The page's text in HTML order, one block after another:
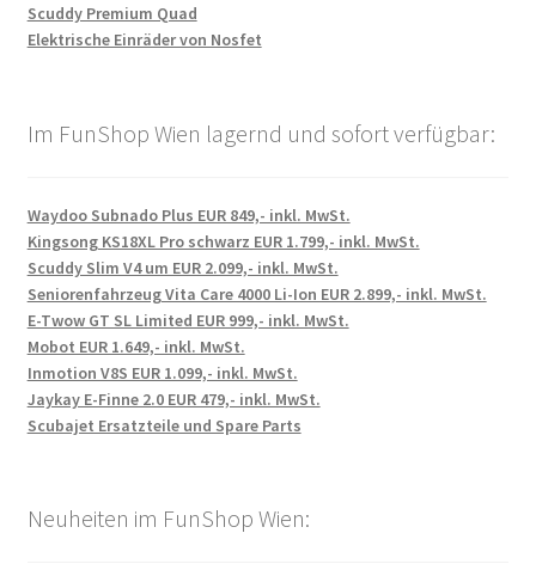
Scuddy Premium Quad
Elektrische Einräder von Nosfet
Im FunShop Wien lagernd und sofort verfügbar:
Waydoo Subnado Plus EUR 849,- inkl. MwSt.
Kingsong KS18XL Pro schwarz EUR 1.799,- inkl. MwSt.
Scuddy Slim V4 um EUR 2.099,- inkl. MwSt.
Seniorenfahrzeug Vita Care 4000 Li-Ion EUR 2.899,- inkl. MwSt.
E-Twow GT SL Limited EUR 999,- inkl. MwSt.
Mobot EUR 1.649,- inkl. MwSt.
Inmotion V8S EUR 1.099,- inkl. MwSt.
Jaykay E-Finne 2.0 EUR 479,- inkl. MwSt.
Scubajet Ersatzteile und Spare Parts
Neuheiten im FunShop Wien: